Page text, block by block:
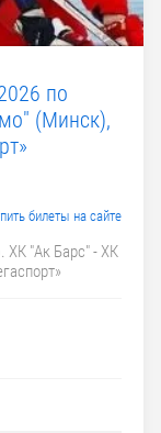
по
(Минск),
билеты на сайте
ХК "Ак Барс" - ХК